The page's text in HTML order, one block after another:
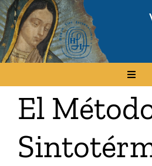
Skip
to
content
Toggle
Inicio
Conócenos
El